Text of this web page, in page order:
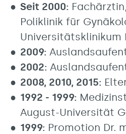
Seit 2000:
Poliklinik für
Universitätsklinikum
2009:
2002:
2008, 2010, 2015:
1992 - 1999:
August-Universität
1999: Promotion Dr.